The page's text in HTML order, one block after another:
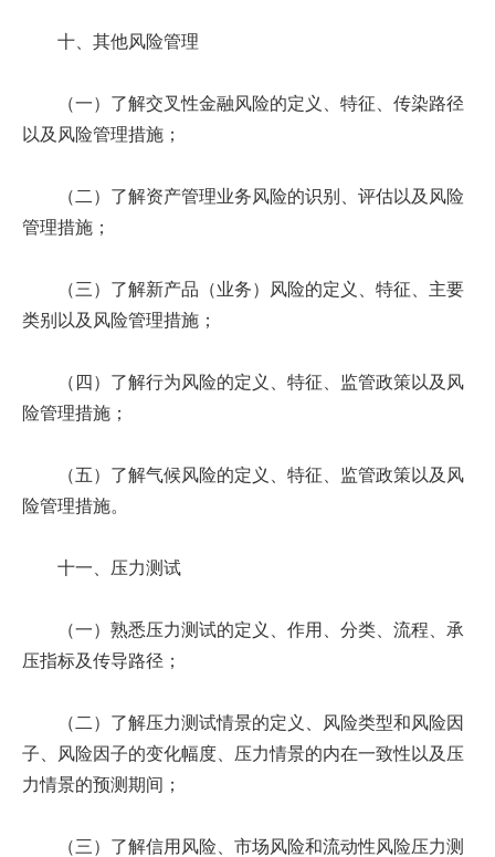
十、其他风险管理
（一）了解交叉性金融风险的定义、特征、传染路径
以及风险管理措施；
（二）了解资产管理业务风险的识别、评估以及风险
管理措施；
（三）了解新产品（业务）风险的定义、特征、主要
类别以及风险管理措施；
（四）了解行为风险的定义、特征、监管政策以及风
险管理措施；
（五）了解气候风险的定义、特征、监管政策以及风
险管理措施。
十一、压力测试
（一）熟悉压力测试的定义、作用、分类、流程、承
压指标及传导路径；
（二）了解压力测试情景的定义、风险类型和风险因
子、风险因子的变化幅度、压力情景的内在一致性以及压
力情景的预测期间；
（三）了解信用风险、市场风险和流动性风险压力测